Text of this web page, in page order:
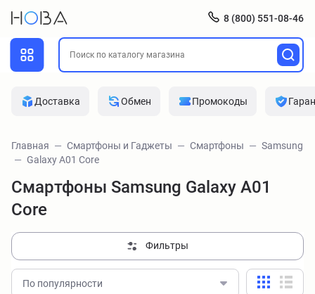
8 (800) 551-08-46
Доставка Обмен Промокоды
Главная Смартфоны и Гаджеты Смартфоны
Samsung
Galaxy A01 Core
Смартфоны Samsung Galaxy A01
Core
Фильтры
По популярности